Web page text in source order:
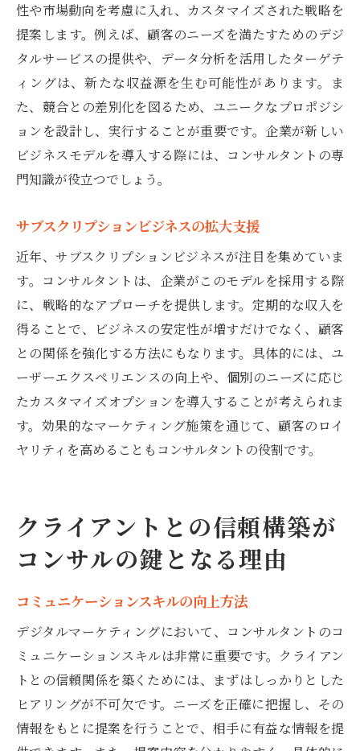
性や市場動向を考慮に入れ、カスタマイズされた戦略を
提案します。例えば、顧客のニーズを満たすためのデジ
タルサービスの提供や、データ分析を活用したターゲテ
ィングは、新たな収益源を生む可能性があります。ま
た、競合との差別化を図るため、ユニークなプロポジシ
ョンを設計し、実行することが重要です。企業が新しい
ビジネスモデルを導入する際には、コンサルタントの専
門知識が役立つでしょう。
サブスクリプションビジネスの拡大支援
近年、サブスクリプションビジネスが注目を集めていま
す。コンサルタントは、企業がこのモデルを採用する際
に、戦略的なアプローチを提供します。定期的な収入を
得ることで、ビジネスの安定性が増すだけでなく、顧客
との関係を強化する方法にもなります。具体的には、ユ
ーザーエクスペリエンスの向上や、個別のニーズに応じ
たカスタマイズオプションを導入することが考えられま
す。効果的なマーケティング施策を通じて、顧客のロイ
ヤリティを高めることもコンサルタントの役割です。
クライアントとの信頼構築が
コンサルの鍵となる理由
コミュニケーションスキルの向上方法
デジタルマーケティングにおいて、コンサルタントのコ
ミュニケーションスキルは非常に重要です。クライアン
トとの信頼関係を築くためには、まずはしっかりとした
ヒアリングが不可欠です。ニーズを正確に把握し、その
情報をもとに提案を行うことで、相手に有益な情報を提